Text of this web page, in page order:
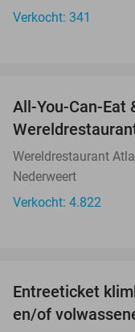
Verkocht: 341
All-You-Can-Eat
Wereldrestaurant
Nederweert
Verkocht: 4.822
Entreeticket
en/of